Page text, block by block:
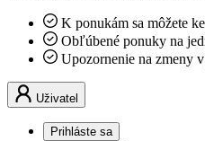
K ponukám sa môžete
Obľúbené ponuky na
Upozornenie na zmeny
Uživatel
Prihláste sa